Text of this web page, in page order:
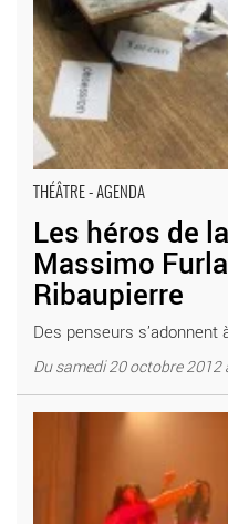
THÉÂTRE - AGENDA
Les héros de
Massimo
Ribaupierre
Des penseurs s’adonnent
Du samedi 20 octobre
Le Fric et les Femmes par
sortie Théâtre Paris Maison